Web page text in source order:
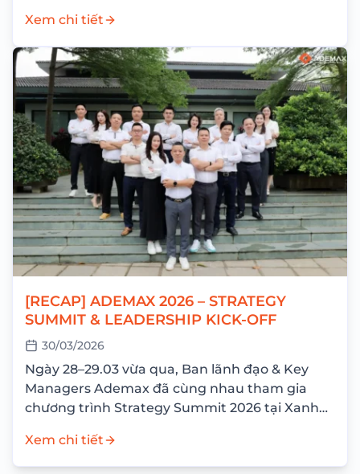
Xem chi tiết
[RECAP] ADEMAX 2026 – STRATEGY
SUMMIT & LEADERSHIP KICK-OFF
30/03/2026
Ngày 28–29.03 vừa qua, Ban lãnh đạo & Key
Managers Ademax đã cùng nhau tham gia
chương trình Strategy Summit 2026 tại Xanh
Xem chi tiết